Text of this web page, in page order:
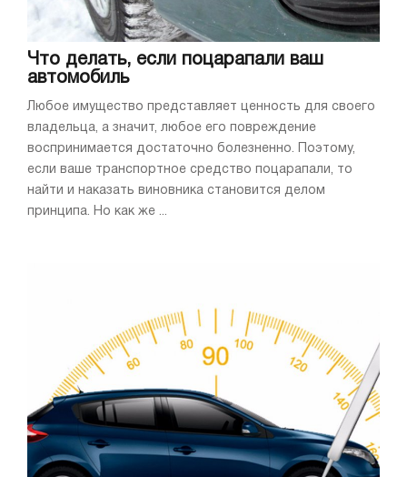
Что делать, если поцарапали ваш
автомобиль
Любое имущество представляет ценность для своего
владельца, а значит, любое его повреждение
воспринимается достаточно болезненно. Поэтому,
если ваше транспортное средство поцарапали, то
найти и наказать виновника становится делом
принципа. Но как же ...